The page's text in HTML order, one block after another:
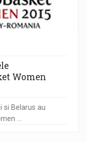
Women
si Belarus au
...